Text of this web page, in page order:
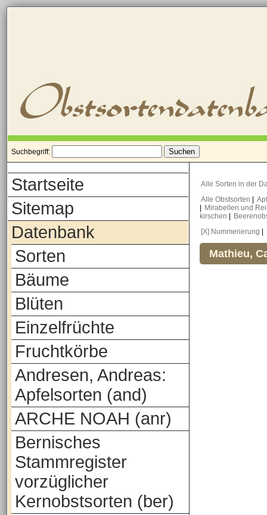
Suchbegriff:
Startseite
Sitemap
Datenbank
Sorten
Bäume
Blüten
Einzelfrüchte
Fruchtkörbe
Andresen, Andreas:
Apfelsorten (and)
ARCHE NOAH (anr)
Bernisches
Stammregister
vorzüglicher
Kernobstsorten (ber)
Alle Sorten in der
Alle Obstsorten
Mirabellen und
kirschen
[X] Nummerierung
Mathieu,